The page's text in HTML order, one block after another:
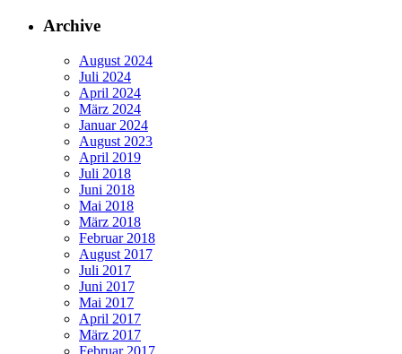
Archive
August 2024
Juli 2024
April 2024
März 2024
Januar 2024
August 2023
April 2019
Juli 2018
Juni 2018
Mai 2018
März 2018
Februar 2018
August 2017
Juli 2017
Juni 2017
Mai 2017
April 2017
März 2017
Februar 2017